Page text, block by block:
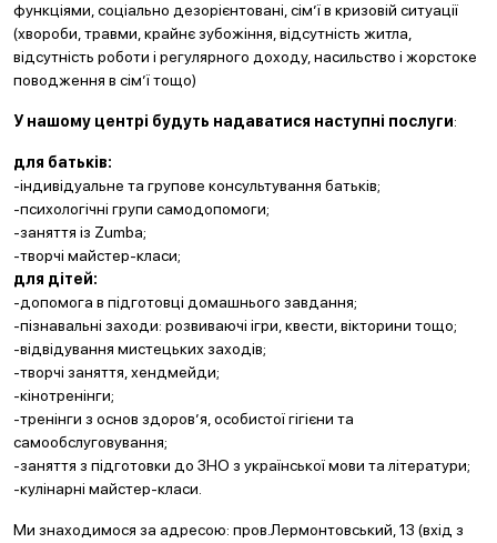
функціями, соціально дезорієнтовані, сім’ї в кризовій ситуації
(хвороби, травми, крайнє зубожіння, відсутність житла,
відсутність роботи і регулярного доходу, насильство і жорстоке
поводження в сім’ї тощо)
У нашому центрі будуть надаватися наступні послуги:
для батьків:
-індивідуальне та групове консультування батьків;
-психологічні групи самодопомоги;
-заняття із Zumba;
-творчі майстер-класи;
для дітей:
-допомога в підготовці домашнього завдання;
-пізнавальні заходи: розвиваючі ігри, квести, вікторини тощо;
-відвідування мистецьких заходів;
-творчі заняття, хендмейди;
-кінотренінги;
-тренінги з основ здоров’я, особистої гігієни та
самообслуговування;
-заняття з підготовки до ЗНО з української мови та літератури;
-кулінарні майстер-класи.
Ми знаходимося за адресою: пров.Лермонтовський, 13 (вхід з